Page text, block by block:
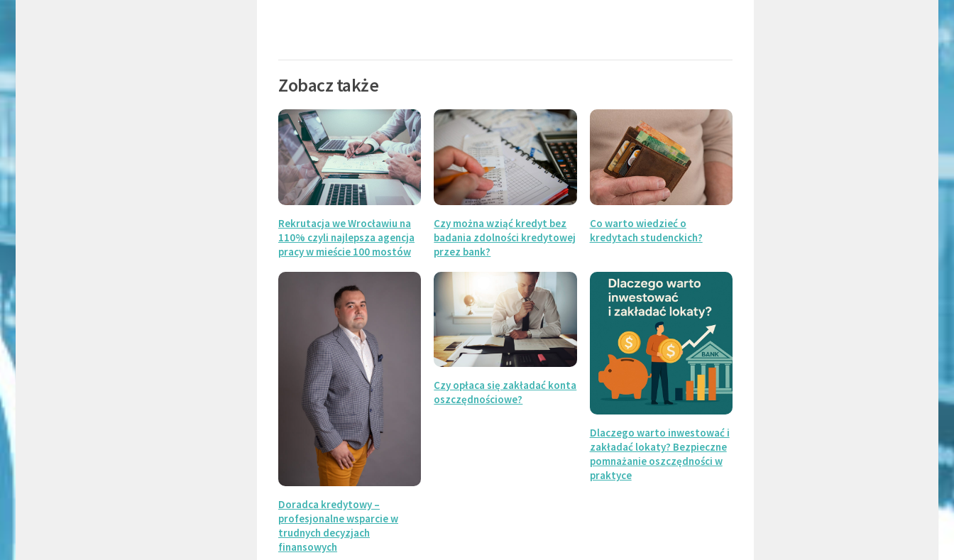
Zobacz także
Rekrutacja we Wrocławiu na
110% czyli najlepsza agencja
pracy w mieście 100 mostów
Czy można wziąć kredyt bez
badania zdolności kredytowej
przez bank?
Co warto wiedzieć o
kredytach studenckich?
Doradca kredytowy –
profesjonalne wsparcie w
trudnych decyzjach
finansowych
Czy opłaca się zakładać konta
oszczędnościowe?
Dlaczego warto inwestować i
zakładać lokaty? Bezpieczne
pomnażanie oszczędności w
praktyce